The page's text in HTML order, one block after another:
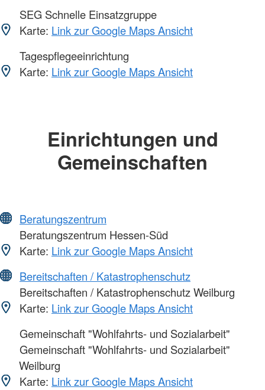
SEG Schnelle Einsatzgruppe
Karte: Link zur Google Maps Ansicht
Tagespflegeeinrichtung
Karte: Link zur Google Maps Ansicht
Einrichtungen und
Gemeinschaften
Beratungszentrum
Beratungszentrum Hessen-Süd
Karte: Link zur Google Maps Ansicht
Bereitschaften / Katastrophenschutz
Bereitschaften / Katastrophenschutz Weilburg
Karte: Link zur Google Maps Ansicht
Gemeinschaft "Wohlfahrts- und Sozialarbeit"
Gemeinschaft "Wohlfahrts- und Sozialarbeit"
Weilburg
Karte: Link zur Google Maps Ansicht